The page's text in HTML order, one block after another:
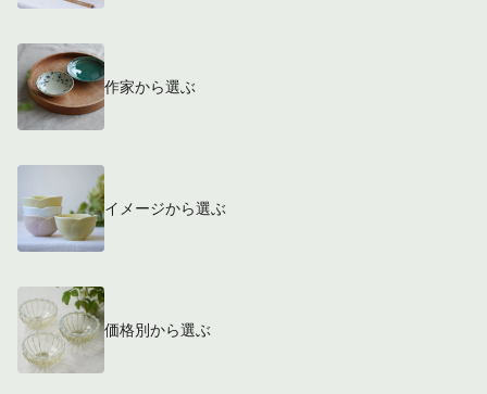
作家から選ぶ
イメージから選ぶ
価格別から選ぶ